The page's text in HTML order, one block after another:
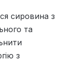
сировина з
та
з